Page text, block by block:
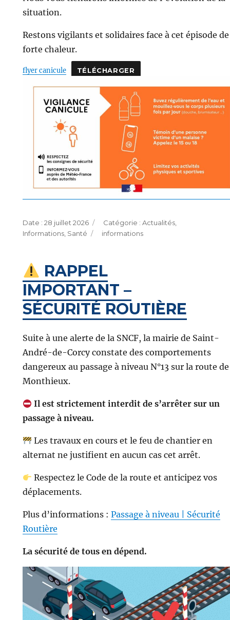
situation.
Restons vigilants et solidaires face à cet épisode de
forte chaleur.
flyer canicule TÉLÉCHARGER
Publié
le
28 juillet 2026 Catégories
Actualités,
Informations, Santé Étiquettes
informations
RAPPEL
IMPORTANT –
SÉCURITÉ ROUTIÈRE
Suite à une alerte de la SNCF, la mairie de Saint-
André-de-Corcy constate des comportements
dangereux au passage à niveau N°13 sur la route de
Monthieux.
Il est strictement interdit de s’arrêter sur un
passage à niveau.
Les travaux en cours et le feu de chantier en
alternat ne justifient en aucun cas cet arrêt.
Respectez le Code de la route et anticipez vos
déplacements.
Plus d’informations : Passage à niveau | Sécurité
Routière
La sécurité de tous en dépend.